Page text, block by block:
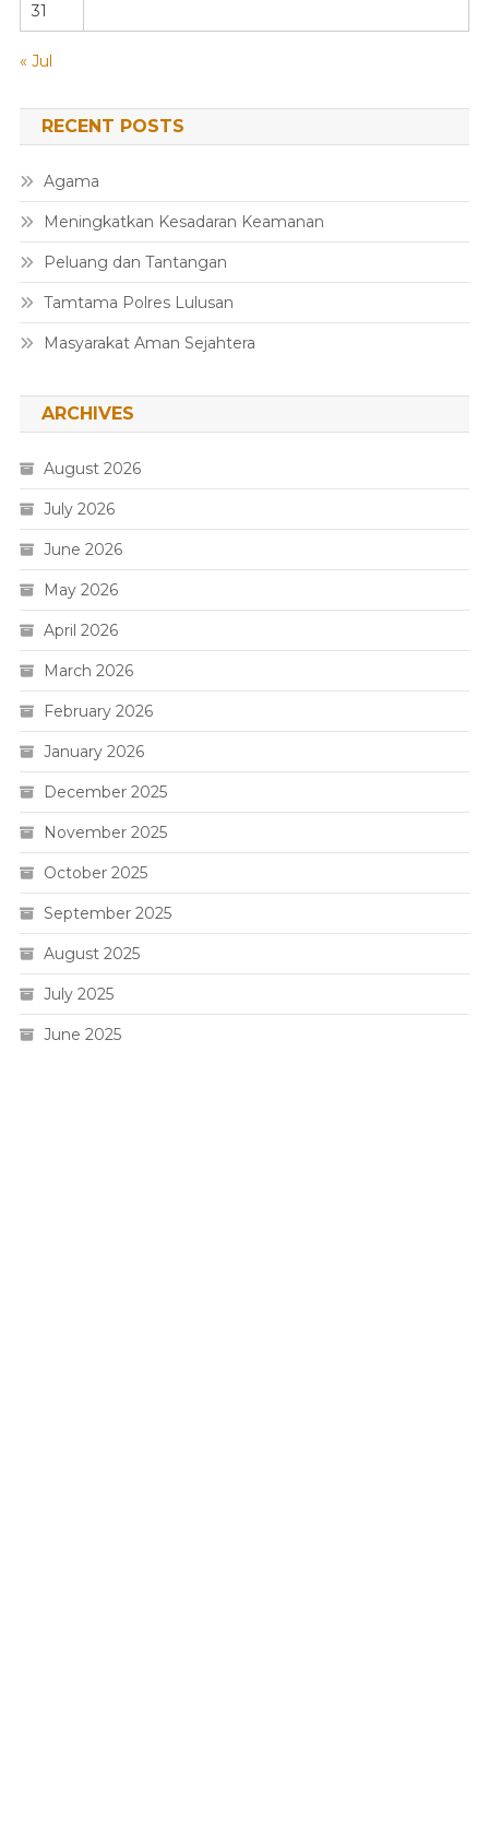
31
« Jul
RECENT POSTS
Agama
Meningkatkan Kesadaran Keamanan
Peluang dan Tantangan
Tamtama Polres Lulusan
Masyarakat Aman Sejahtera
ARCHIVES
August 2026
July 2026
June 2026
May 2026
April 2026
March 2026
February 2026
January 2026
December 2025
November 2025
October 2025
September 2025
August 2025
July 2025
June 2025